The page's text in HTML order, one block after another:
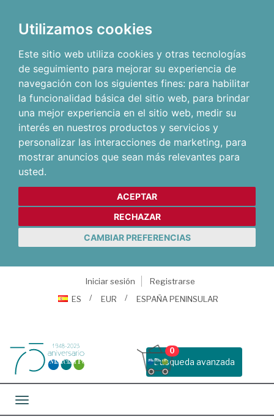
Utilizamos cookies
Este sitio web utiliza cookies y otras tecnologías
de seguimiento para mejorar su experiencia de
navegación con los siguientes fines: para habilitar
la funcionalidad básica del sitio web, para brindar
una mejor experiencia en el sitio web, medir su
interés en nuestros productos y servicios y
personalizar las interacciones de marketing, para
mostrar anuncios que sean más relevantes para
usted.
ACEPTAR
RECHAZAR
CAMBIAR PREFERENCIAS
Iniciar sesión
Registrarse
ES
EUR ESPAÑA PENINSULAR
Busqueda avanzada
0
Toggle navigation